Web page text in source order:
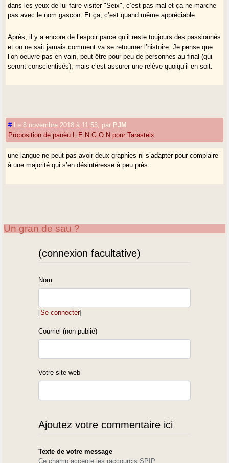
dans les yeux de lui faire visiter "Seix", c’est pas mal et ça ne marche
pas avec le nom gascon. Et ça, c’est quand même appréciable.
Après, il y a encore de l’espoir parce qu’il reste toujours des passionnés
et on ne sait jamais comment va se retourner l’histoire. Je pense que
l’on oeuvre pas en vain, peut-être pour peu de personnes au final (qui
seront conscientisés), mais c’est assurer une relève quoiqu’il en soit.
# Le 8 novembre 2018 à 11:53 par PJM
Proposition de panèu L.E.N.G.O.N pour Tarasteix
une langue ne peut pas avoir deux graphies ni s’adapter pour complaire
à une majorité qui s’en désintéresse à peu près.
Un gran de sau ?
(connexion facultative)
Nom
[Se connecter]
Courriel (non publié)
Votre site web
Ajoutez votre commentaire ici
Texte de votre message
Ce champ accepte les raccourcis SPIP